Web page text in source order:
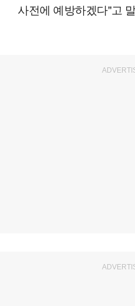
사전에 예방하겠다"고